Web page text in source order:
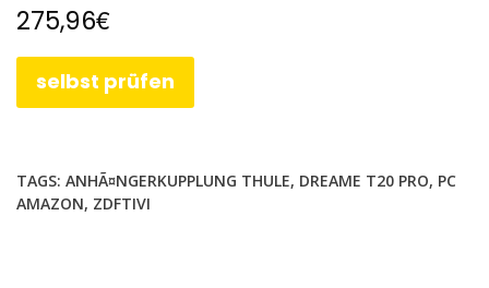
275,96€
selbst prüfen
TAGS: ANHÃ¤NGERKUPPLUNG THULE, DREAME T20 PRO, PC
AMAZON, ZDFTIVI